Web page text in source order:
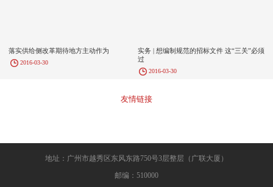
落实供给侧改革期待地方主动作为
2016-03-30
实务 | 想编制规范的招标文件 这“三关”必须
过
2016-03-30
友情链接
地址：广州市越秀区东风东路750号3层整层（广联大厦）
邮编：510000